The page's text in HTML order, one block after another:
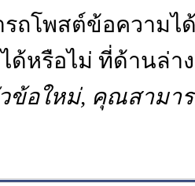
รถโพสต์ข้อความ
ด้หรือไม่ ที่ด้านล่
ข้อใหม่, คุณสามา